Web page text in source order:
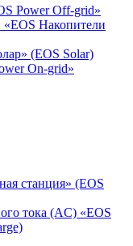
Power Off-grid»
«EOS Накопители
(EOS Solar)
On-grid»
станция» (EOS
тока (AC) «EOS